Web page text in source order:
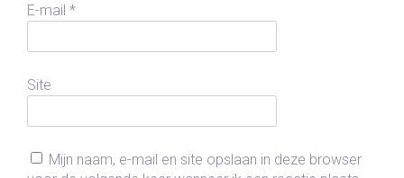
E-mail *
Site
Mijn naam, e-mail en site opslaan in deze browser